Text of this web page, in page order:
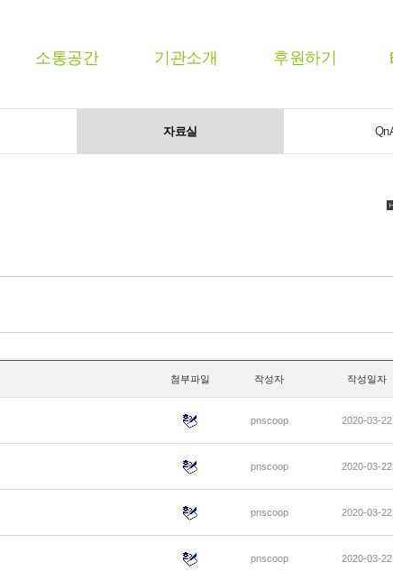
소통공간 기관소개 후원하기
자료실
첨부파일 작성자 작성일자
pnscoop 2020-03-22
pnscoop 2020-03-22
pnscoop 2020-03-22
pnscoop 2020-03-22